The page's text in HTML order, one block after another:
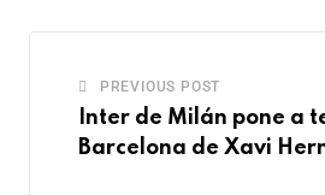
PREVIOUS POST
Inter de Milán pone a
Barcelona de Xavi